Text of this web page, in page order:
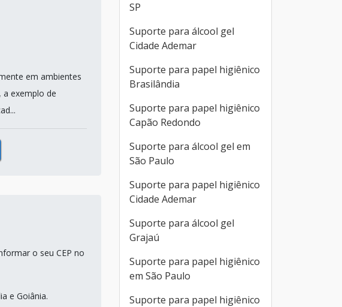
em ambientes
a exemplo de
o seu CEP no
e Goiânia.
SP
Suporte para álcool gel
Cidade Ademar
Suporte para papel higiênico
Brasilândia
Suporte para papel higiênico
Capão Redondo
Suporte para álcool gel em
São Paulo
Suporte para papel higiênico
Cidade Ademar
Suporte para álcool gel
Grajaú
Suporte para papel higiênico
em São Paulo
Suporte para papel higiênico